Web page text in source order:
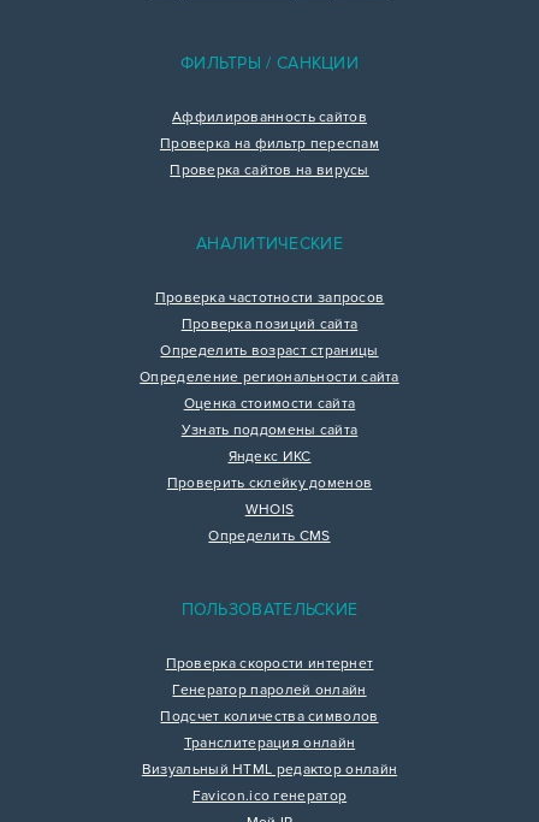
ФИЛЬТРЫ / САНКЦИИ
Аффилированность сайтов
Проверка на фильтр переспам
Проверка сайтов на вирусы
АНАЛИТИЧЕСКИЕ
Проверка частотности запросов
Проверка позиций сайта
Определить возраст страницы
Определение региональности сайта
Оценка стоимости сайта
Узнать поддомены сайта
Яндекс ИКС
Проверить склейку доменов
WHOIS
Определить CMS
ПОЛЬЗОВАТЕЛЬСКИЕ
Проверка скорости интернет
Генератор паролей онлайн
Подсчет количества символов
Транслитерация онлайн
Визуальный HTML редактор онлайн
Favicon.ico генератор